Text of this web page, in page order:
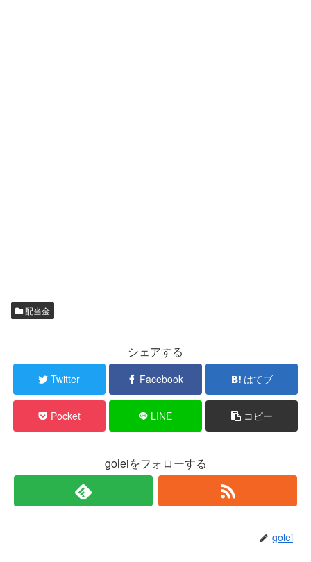
配当金
シェアする
Twitter Facebook はてブ
Pocket LINE コピー
goleiをフォローする
golei